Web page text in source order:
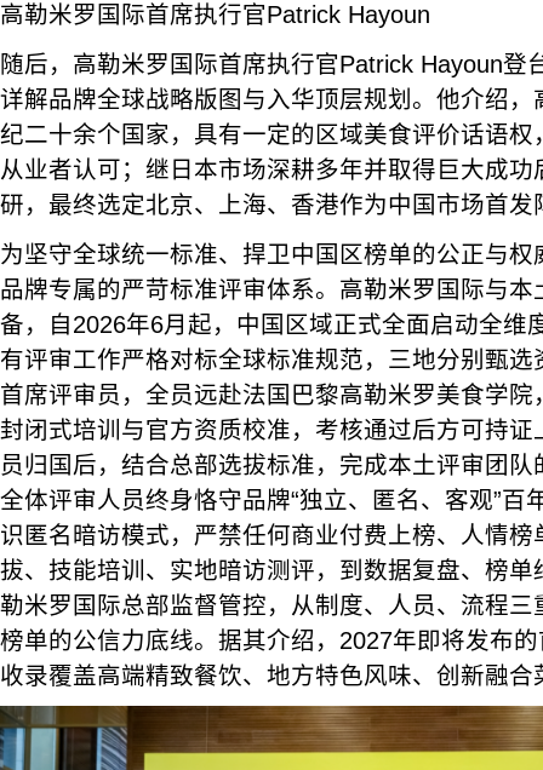
高勒米罗国际首席执行官Patrick Hayoun
随后，高勒米罗国际首席执行官Patrick Hayoun登
详解品牌全球战略版图与入华顶层规划。他介绍
纪二十余个国家，具有一定的区域美食评价话语
从业者认可；继日本市场深耕多年并取得巨大成
研，最终选定北京、上海、香港作为中国市场首发
为坚守全球统一标准、捍卫中国区榜单的公正与
品牌专属的严苛标准评审体系。高勒米罗国际与
备，自2026年6月起，中国区域正式全面启动全维
有评审工作严格对标全球标准规范，三地分别甄
首席评审员，全员远赴法国巴黎高勒米罗美食学
封闭式培训与官方资质校准，考核通过后方可持
员归国后，结合总部选拔标准，完成本土评审团
全体评审人员终身恪守品牌“独立、匿名、客观”百
识匿名暗访模式，严禁任何商业付费上榜、人情
拔、技能培训、实地暗访测评，到数据复盘、榜
勒米罗国际总部监督管控，从制度、人员、流程
榜单的公信力底线。据其介绍，2027年即将发布
收录覆盖高端精致餐饮、地方特色风味、创新融合